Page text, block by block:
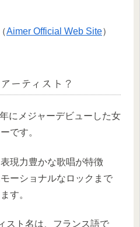
Aimer Official Web Site）
ーティスト？
にメジャーデビューした女
です。
現力豊かな歌唱が特徴
ーショナルなロックまで
す。
スト名は、フランス語で